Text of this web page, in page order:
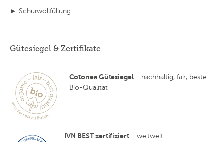
► Schurwollfüllung
Gütesiegel & Zertifikate
Cotonea Gütesiegel - nachhaltig, fair, beste
Bio-Qualität
IVN BEST zertifiziert - weltweit